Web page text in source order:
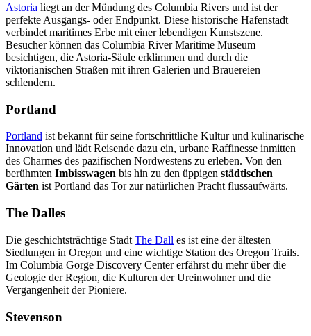
Astoria liegt an der Mündung des Columbia Rivers und ist der
perfekte Ausgangs- oder Endpunkt. Diese historische Hafenstadt
verbindet maritimes Erbe mit einer lebendigen Kunstszene.
Besucher können das Columbia River Maritime Museum
besichtigen, die Astoria-Säule erklimmen und durch die
viktorianischen Straßen mit ihren Galerien und Brauereien
schlendern.
Portland
Portland ist bekannt für seine fortschrittliche Kultur und kulinarische
Innovation und lädt Reisende dazu ein, urbane Raffinesse inmitten
des Charmes des pazifischen Nordwestens zu erleben. Von den
berühmten Imbisswagen bis hin zu den üppigen städtischen
Gärten ist Portland das Tor zur natürlichen Pracht flussaufwärts.
The Dalles
Die geschichtsträchtige Stadt The Dall es ist eine der ältesten
Siedlungen in Oregon und eine wichtige Station des Oregon Trails.
Im Columbia Gorge Discovery Center erfährst du mehr über die
Geologie der Region, die Kulturen der Ureinwohner und die
Vergangenheit der Pioniere.
Stevenson